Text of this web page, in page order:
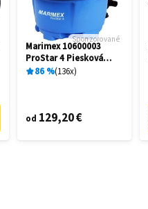
Sponzorované
Marimex 10600003
ProStar 4 Piesková
filtrácia
86 % 136x
od 129,20 €